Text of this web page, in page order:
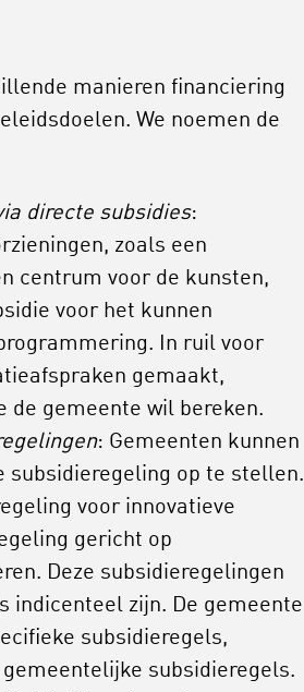
manieren financiering
We noemen de
directe subsidies:
zoals een
centrum voor de kunsten,
voor het kunnen
In ruil voor
gemaakt,
de gemeente wil bereken.
: Gemeenten kunnen
subsidieregeling op te stellen.
voor innovatieve
gericht op
Deze subsidieregelingen
indicenteel zijn. De gemeente
subsidieregels,
subsidieregels.